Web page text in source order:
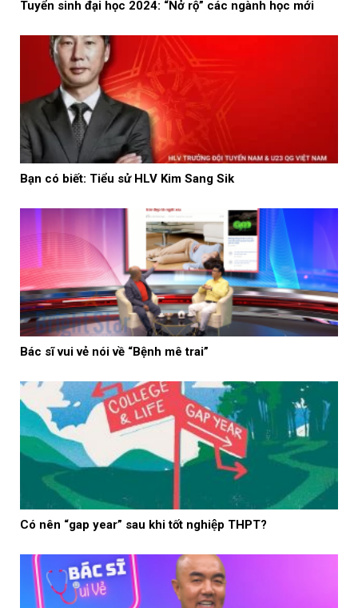
Tuyển sinh đại học 2024: “Nở rộ” các ngành học mới
Bạn có biết: Tiểu sử HLV Kim Sang Sik
Bác sĩ vui vẻ nói về “Bệnh mê trai”
Có nên “gap year” sau khi tốt nghiệp THPT?